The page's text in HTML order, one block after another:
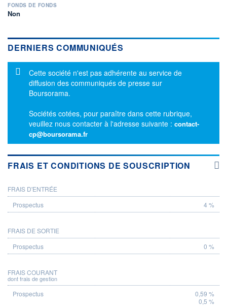
FONDS DE FONDS
Non
DERNIERS COMMUNIQUÉS
Message d'information
Cette société n'est pas adhérente au service de
diffusion des communiqués de presse sur
Boursorama.
Sociétés cotées, pour paraître dans cette rubrique,
veuillez nous contacter à l'adresse suivante : contact-
cp@boursorama.fr
FRAIS ET CONDITIONS DE SOUSCRIPTION
PROSPECTUS
FRAIS D'ENTRÉE
4 %
FRAIS DE SORTIE
0 %
FRAIS COURANT
dont frais de gestion
0,59 %
0,5 %